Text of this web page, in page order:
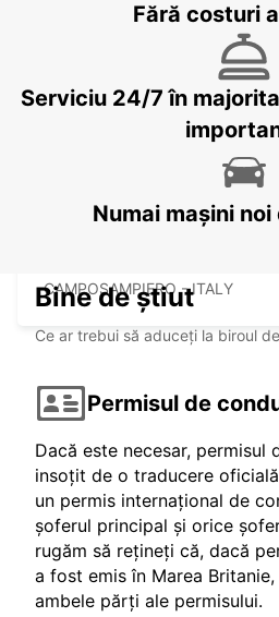
TRIESTE AIRPORT
RONCHI DEI LEGIONARI - ITALY
CAMPOSAMPIERO - ITALY
Fără costuri
Serviciu 24/7 în
Numai mașini
Bine de știut
Ce ar trebui să aduceți la biroul
Permisul de
Dacă este necesar, permisul
insoțit de o traducere
un permis internațional de
șoferul principal și orice
rugăm să rețineți că, dacă
a fost emis în Marea
ambele părți ale permisului.